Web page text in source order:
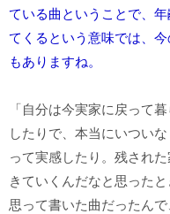
ている曲ということで、
てくるという意味では、
もありますね。
「自分は今実家に戻って
したりで、本当にいつい
って実感したり。残され
きていくんだなと思った
思って書いた曲だったん